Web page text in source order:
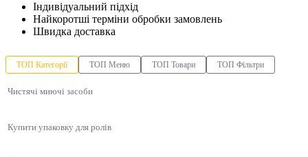
Індивідуальний підхід
Найкоротші терміни обробки замовлень
Швидка доставка
ТОП Категорії ТОП Меню ТОП Товари ТОП Фільтри
Чистячі миючі засоби
Купити упаковку для ролів